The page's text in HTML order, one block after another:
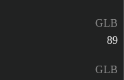
GLB
89
GLB